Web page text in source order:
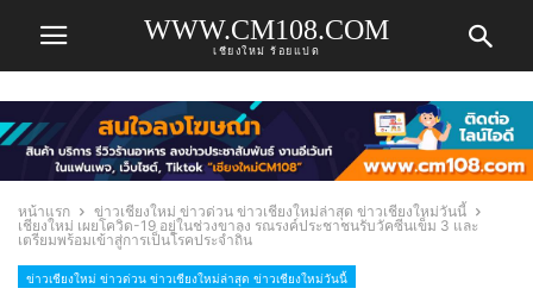
WWW.CM108.COM
เชียงใหม่ ร้อยแปด
หน้าแรก
ข่าวเชียงใหม่ ข่าวด่วน ข่าวเชียงใหม่ล่าสุด ข่าวเชียงใหม่วันนี้
เชียงใหม่ เผยโควิด-19 อยู่ในช่วงขาลง รณรงค์ประชาชนรับวัคซีนเข็ม 3 และ
เตรียมพร้อมเข้าสู่การเป็นโรคประจำถิ่น
ข่าวเชียงใหม่ ข่าวด่วน ข่าวเชียงใหม่ล่าสุด ข่าวเชียงใหม่วันนี้